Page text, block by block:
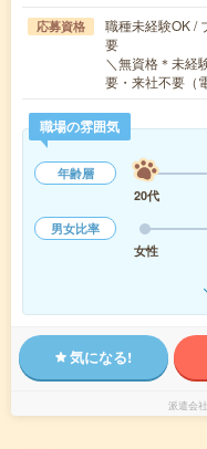
応募資格
職種未経験OK /
要
＼無資格＊未経
要・来社不要（
職場の雰囲気
年齢層
20代
男女比率
女性
気になる!
派遣会社